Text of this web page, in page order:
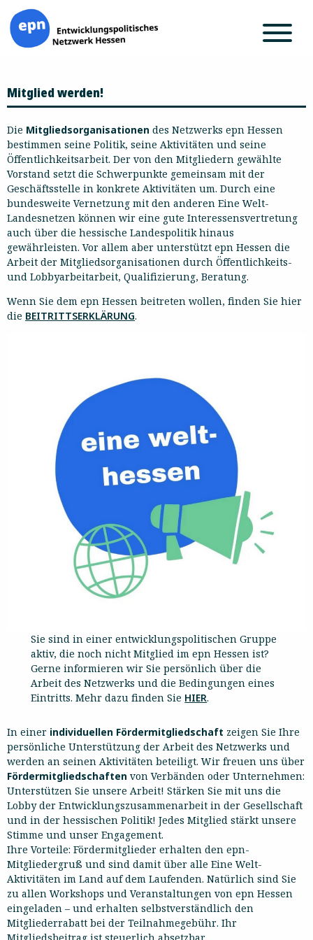
Inhalt
springen
Mitglied werden!
Die Mitgliedsorganisationen des Netzwerks epn Hessen
bestimmen seine Politik, seine Aktivitäten und seine
Öffentlichkeitsarbeit. Der von den Mitgliedern gewählte
Vorstand setzt die Schwerpunkte gemeinsam mit der
Geschäftsstelle in konkrete Aktivitäten um. Durch eine
bundesweite Vernetzung mit den anderen Eine Welt-
Landesnetzen können wir eine gute Interessensvertretung
auch über die hessische Landespolitik hinaus
gewährleisten. Vor allem aber unterstützt epn Hessen die
Arbeit der Mitgliedsorganisationen durch Öffentlichkeits-
und Lobbyarbeitarbeit, Qualifizierung, Beratung.
Wenn Sie dem epn Hessen beitreten wollen, finden Sie hier
die BEITRITTSERKLÄRUNG.
Sie sind in einer entwicklungspolitischen Gruppe
aktiv, die noch nicht Mitglied im epn Hessen ist?
Gerne informieren wir Sie persönlich über die
Arbeit des Netzwerks und die Bedingungen eines
Eintritts. Mehr dazu finden Sie HIER.
In einer individuellen Fördermitgliedschaft zeigen Sie Ihre
persönliche Unterstützung der Arbeit des Netzwerks und
werden an seinen Aktivitäten beteiligt. Wir freuen uns über
Fördermitgliedschaften von Verbänden oder Unternehmen:
Unterstützen Sie unsere Arbeit! Stärken Sie mit uns die
Lobby der Entwicklungszusammenarbeit in der Gesellschaft
und in der hessischen Politik! Jedes Mitglied stärkt unsere
Stimme und unser Engagement.
Ihre Vorteile: Fördermitglieder erhalten den epn-
Mitgliedergruß und sind damit über alle Eine Welt-
Aktivitäten im Land auf dem Laufenden. Natürlich sind Sie
zu allen Workshops und Veranstaltungen von epn Hessen
eingeladen – und erhalten selbstverständlich den
Mitgliederrabatt bei der Teilnahmegebühr. Ihr